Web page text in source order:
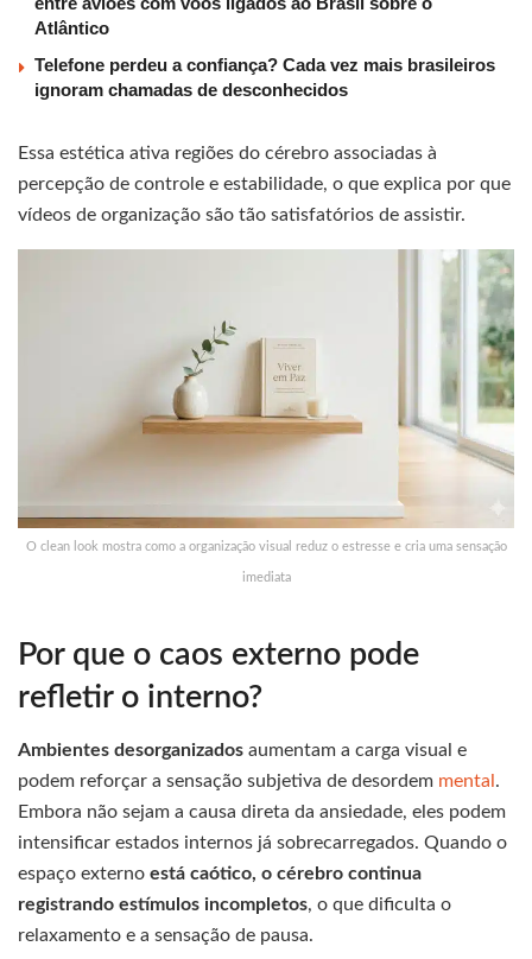
Atlântico
Telefone perdeu a confiança? Cada vez mais brasileiros
ignoram chamadas de desconhecidos
Essa estética ativa regiões do cérebro associadas à
percepção de controle e estabilidade, o que explica por que
vídeos de organização são tão satisfatórios de assistir.
O clean look mostra como a organização visual reduz o estresse e cria uma sensação
imediata
Por que o caos externo pode
refletir o interno?
Ambientes desorganizados aumentam a carga visual e
podem reforçar a sensação subjetiva de desordem mental .
Embora não sejam a causa direta da ansiedade, eles podem
intensificar estados internos já sobrecarregados. Quando o
espaço externo está caótico, o cérebro continua
registrando estímulos incompletos, o que dificulta o
relaxamento e a sensação de pausa.